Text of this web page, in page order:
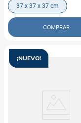
37 x 37 x 37 cm
COMPRAR
¡NUEVO!